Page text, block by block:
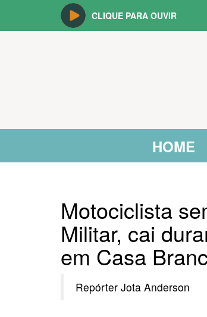
CLIQUE PARA OUVIR
HOME
Motociclista
Militar, cai
em Casa
Repórter Jota Anderson